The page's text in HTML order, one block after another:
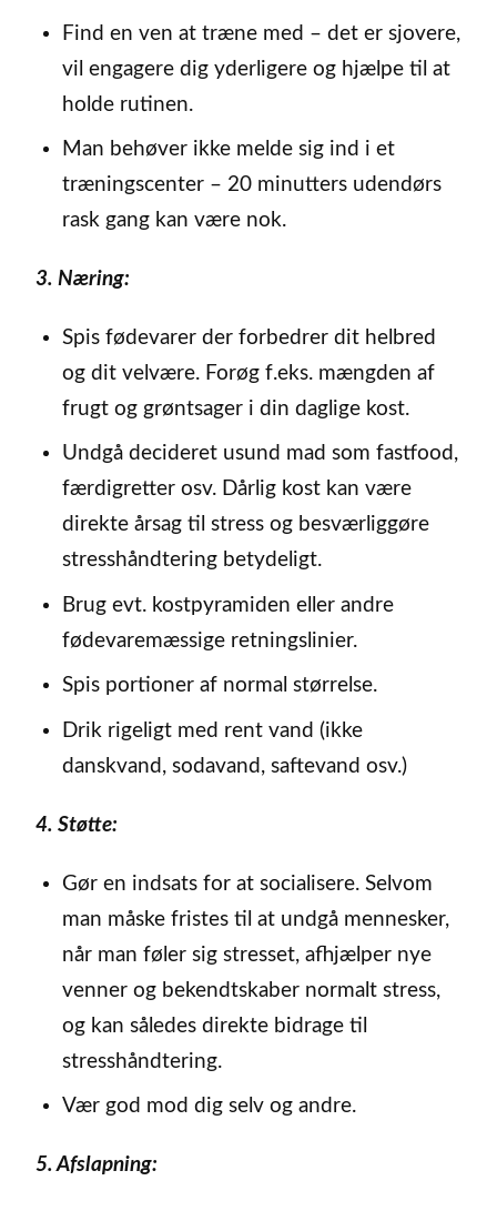
Find en ven at træne med – det er sjovere,
vil engagere dig yderligere og hjælpe til at
holde rutinen.
Man behøver ikke melde sig ind i et
træningscenter – 20 minutters udendørs
rask gang kan være nok.
3. Næring:
Spis fødevarer der forbedrer dit helbred
og dit velvære. Forøg f.eks. mængden af
frugt og grøntsager i din daglige kost.
Undgå decideret usund mad som fastfood,
færdigretter osv. Dårlig kost kan være
direkte årsag til stress og besværliggøre
stresshåndtering betydeligt.
Brug evt. kostpyramiden eller andre
fødevaremæssige retningslinier.
Spis portioner af normal størrelse.
Drik rigeligt med rent vand (ikke
danskvand, sodavand, saftevand osv.)
4. Støtte:
Gør en indsats for at socialisere. Selvom
man måske fristes til at undgå mennesker,
når man føler sig stresset, afhjælper nye
venner og bekendtskaber normalt stress,
og kan således direkte bidrage til
stresshåndtering.
Vær god mod dig selv og andre.
5. Afslapning: